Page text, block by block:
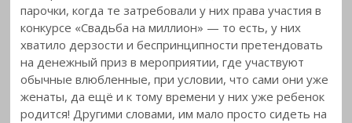
парочки, когда те затребовали у них права участия в
конкурсе «Свадьба на миллион» — то есть, у них
хватило дерзости и беспринципности претендовать
на денежный приз в мероприятии, где участвуют
обычные влюбленные, при условии, что сами они уже
женаты, да ещё и к тому времени у них уже ребенок
родится! Другими словами, им мало просто сидеть на